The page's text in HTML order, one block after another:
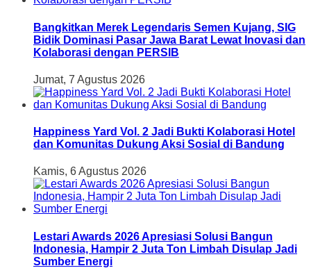
Bangkitkan Merek Legendaris Semen Kujang, SIG
Bidik Dominasi Pasar Jawa Barat Lewat Inovasi dan
Kolaborasi dengan PERSIB
Jumat, 7 Agustus 2026
Happiness Yard Vol. 2 Jadi Bukti Kolaborasi Hotel
dan Komunitas Dukung Aksi Sosial di Bandung
Kamis, 6 Agustus 2026
Lestari Awards 2026 Apresiasi Solusi Bangun
Indonesia, Hampir 2 Juta Ton Limbah Disulap Jadi
Sumber Energi